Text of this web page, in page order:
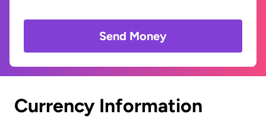
Send Money
Currency Information